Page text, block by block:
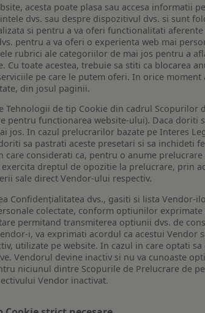
acesta poate plasa sau accesa
dvs. sau despre dispozitivul dvs. si sunt
si pentru a va oferi functionalitati
pentru a va oferi o experienta web mai
rubrici ale categoriilor de mai jos pentru a
Cu toate acestea, trebuie sa stiti ca blocarea
pe care le putem oferi. In orice
din josul paginii.
Tehnologii de tip Cookie din cadrul Scopurilor
pentru functionarea website-ului). Daca doriti
jos. In cazul prelucrarilor bazate pe Interes
sa pastrati aceste presetari si sa inchideti
care considerati ca, pentru o anume
exercita dreptul de opozitie la prelucrare, prin
sale direct Vendor-ului respectiv.
Confidențialitatea dvs., gasiti si lista
colectate, conform optiunilor
permitand transmiterea optiunii dvs. de
i, va exprimati acordul ca acestui
utilizate pe website. In cazul in care optati
Vendorul devine inactiv si nu va cunoaste
niciunul dintre Scopurile de Prelucrare de
Vendor inactivat.